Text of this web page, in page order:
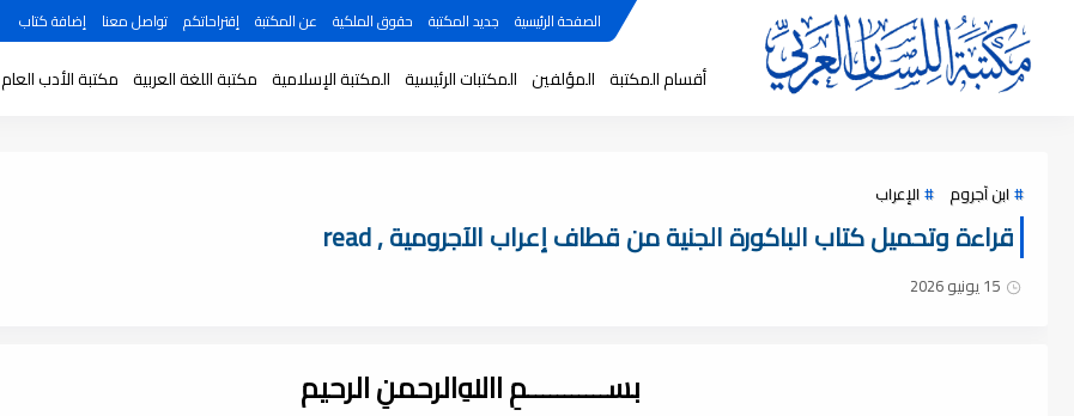
الصفحة الرئيسية جديد المكتبة حقوق الملكية عن المكتبة إقتراحاتكم تواصل معنا إضافة كتاب
أقسام المكتبة المؤلفين المكتبات الرئيسية المكتبة الإسلامية مكتبة اللغة العربية مكتبة الأدب العام
ابن آجروم الإعراب
قراءة وتحميل كتاب الباكورة الجنية من قطاف إعراب الآجرومية , read
15 يونيو 2026
بســـــــــــمِ اﷲِالرحمنِ الرحيم